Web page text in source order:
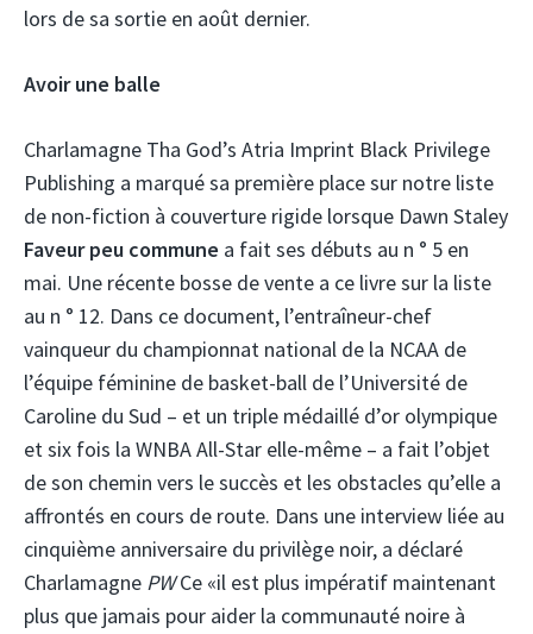
lors de sa sortie en août dernier.
Avoir une balle
Charlamagne Tha God’s Atria Imprint Black Privilege
Publishing a marqué sa première place sur notre liste
de non-fiction à couverture rigide lorsque Dawn Staley
Faveur peu commune a fait ses débuts au n ° 5 en
mai. Une récente bosse de vente a ce livre sur la liste
au n ° 12. Dans ce document, l’entraîneur-chef
vainqueur du championnat national de la NCAA de
l’équipe féminine de basket-ball de l’Université de
Caroline du Sud – et un triple médaillé d’or olympique
et six fois la WNBA All-Star elle-même – a fait l’objet
de son chemin vers le succès et les obstacles qu’elle a
affrontés en cours de route. Dans une interview liée au
cinquième anniversaire du privilège noir, a déclaré
Charlamagne PWCe «il est plus impératif maintenant
plus que jamais pour aider la communauté noire à